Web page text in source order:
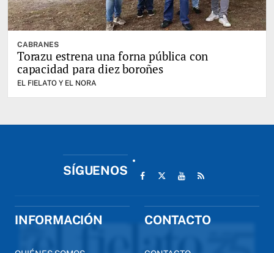
CABRANES
Torazu estrena una forna pública con
capacidad para diez boroñes
EL FIELATO Y EL NORA
SÍGUENOS
INFORMACIÓN CONTACTO